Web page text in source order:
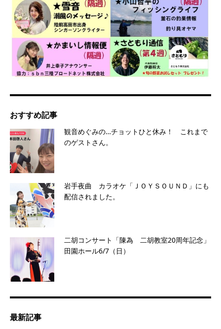
おすすめ記事
観音めぐみの…チョットひと休み！ これまで
のゲストさん。
岩手夜曲 カラオケ「ＪＯＹＳＯＵＮＤ」にも
配信されました。
二胡コンサート「陳為 二胡教室20周年記念」
田園ホール6/7（日）
最新記事